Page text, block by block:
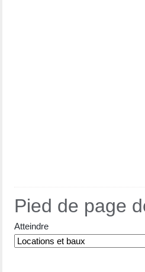
Pied de page
Atteindre